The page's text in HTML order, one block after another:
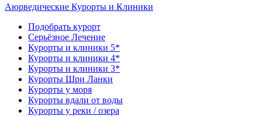
Аюрведические Курорты и Клиники
Подобрать курорт
Серьёзное Лечение
Курорты и клиники 5*
Курорты и клиники 4*
Курорты и клиники 3*
Курорты Шри Ланки
Курорты у моря
Курорты вдали от воды
Курорты у реки / озера